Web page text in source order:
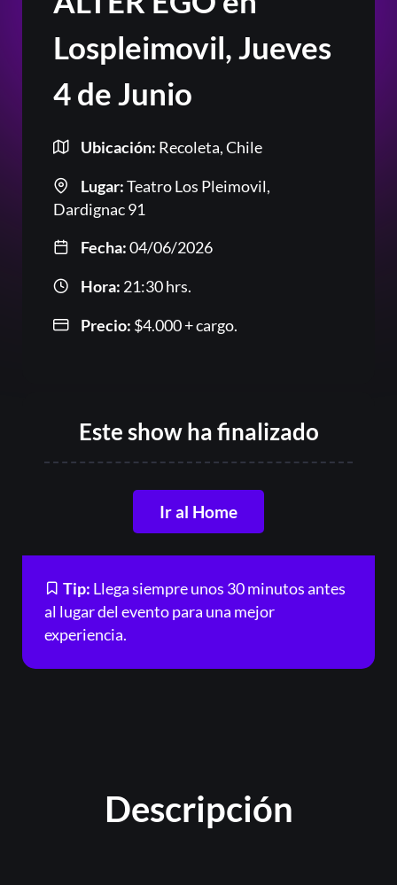
Lospleimovil, Jueves
4 de Junio
Ubicación: Recoleta, Chile
Lugar:Teatro Los Pleimovil,
Dardignac 91
Fecha:04/06/2026
Hora: 21:30 hrs.
Precio: $4.000+ cargo.
Este show ha finalizado
Ir al Home
Tip: Llega siempre unos 30 minutos antes
al lugar del evento para una mejor
experiencia.
Descripción
¿Olvidaste la contraseña?
Registrarse